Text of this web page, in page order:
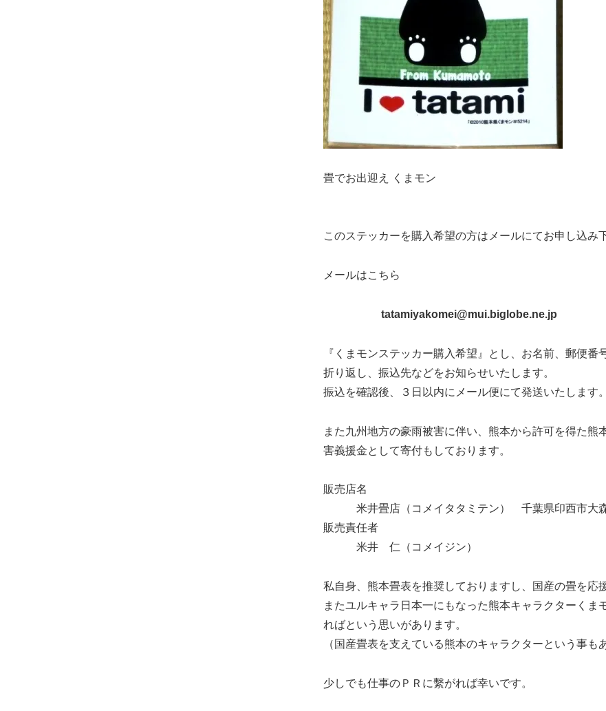
畳でお出迎え くまモン
このステッカーを購入希望の方はメールにてお申し込み
メールはこちら
tatamiyakomei@mui.biglobe.ne.jp
『くまモンステッカー購入希望』とし、お名前、郵便番
折り返し、振込先などをお知らせいたします。
振込を確認後、３日以内にメール便にて発送いたします
また九州地方の豪雨被害に伴い、熊本から許可を得た
害義援金として寄付もしております。
販売店名
米井畳店（コメイタタミテン） 千葉県印西市大
販売責任者
米井 仁（コメイジン）
私自身、熊本畳表を推奨しておりますし、国産の畳を応
またユルキャラ日本一にもなった熊本キャラクターく
ればという思いがあります。
（国産畳表を支えている熊本のキャラクターという事も
少しでも仕事のＰＲに繫がれば幸いです。